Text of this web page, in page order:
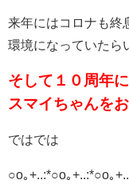
来年にはコロナも終
環境になっていたら
そして１０周年
スマイちゃんを
ではでは
○o｡+..:*○o｡+..:*○o｡